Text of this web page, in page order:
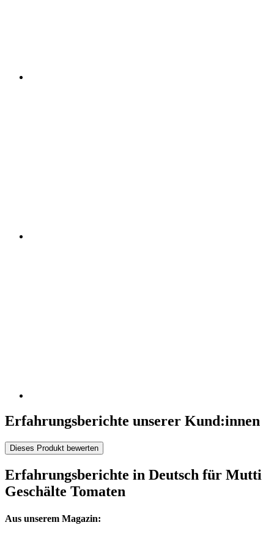
Erfahrungsberichte unserer Kund:innen
Dieses Produkt bewerten
Erfahrungsberichte in Deutsch für Mutti
Geschälte Tomaten
Aus unserem Magazin: